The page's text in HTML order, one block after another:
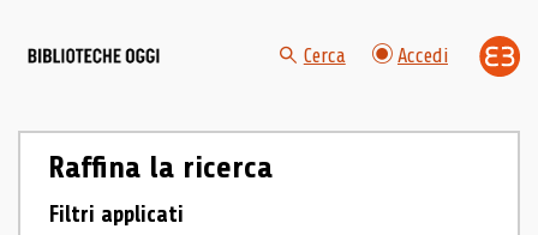
Cerca Accedi
Raffina la ricerca
Filtri applicati